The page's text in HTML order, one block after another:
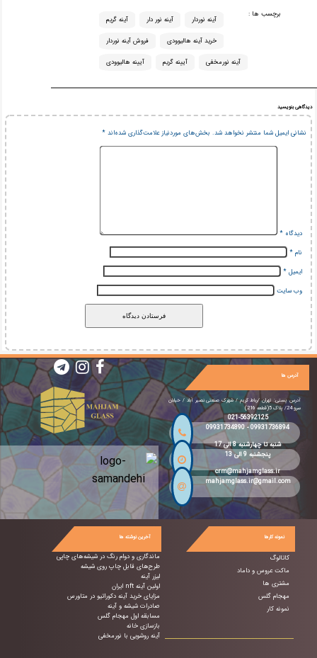
برچسب ها :
آینه گریم آینه نور دار آینه نوردار
آینه نورمخفی آیینه گریم آیینه هالیوودی
خرید آینه هالیوودی فروش آینه نوردار
دیدگاهی بنویسید
نشانی ایمیل شما منتشر نخواهد شد. بخش‌های موردنیاز علامت‌گذاری شده‌اند*
دیدگاه*
نام*
ایمیل*
وب‌ سایت
آخرین نوشته ها
ماندگاری و دوام رنگ در شیشه‌های چاپی
طرح‌های قابل چاپ روی شیشه
لیزر آینه
اولین آینه nft ایران
مزایای خرید آینه دکوراتیو در متاورس
صادرات شیشه و آینه
مسابقه اول مهجام گلس
بازسازی خانه
آینه روشویی با نورمخفی
نمونه کارها
کاتالوگ
ماکت عروس و داماد
مشتری ها
مهجام گلس
نمونه کار
آدرس ها
آدرس پستی: تهران /رباط کریم / شهرک صنعتی نصیر آباد / خیابان
سرو 24/ پلاک 5(قطعه 216)
021-56392125
09931736894
-
09931734890
شنبه تا چهارشنبه 8 الی 17
پنجشنبه 9 الی 13
crm@mahjamglass.ir
mahjamglass.ir@gmail.com